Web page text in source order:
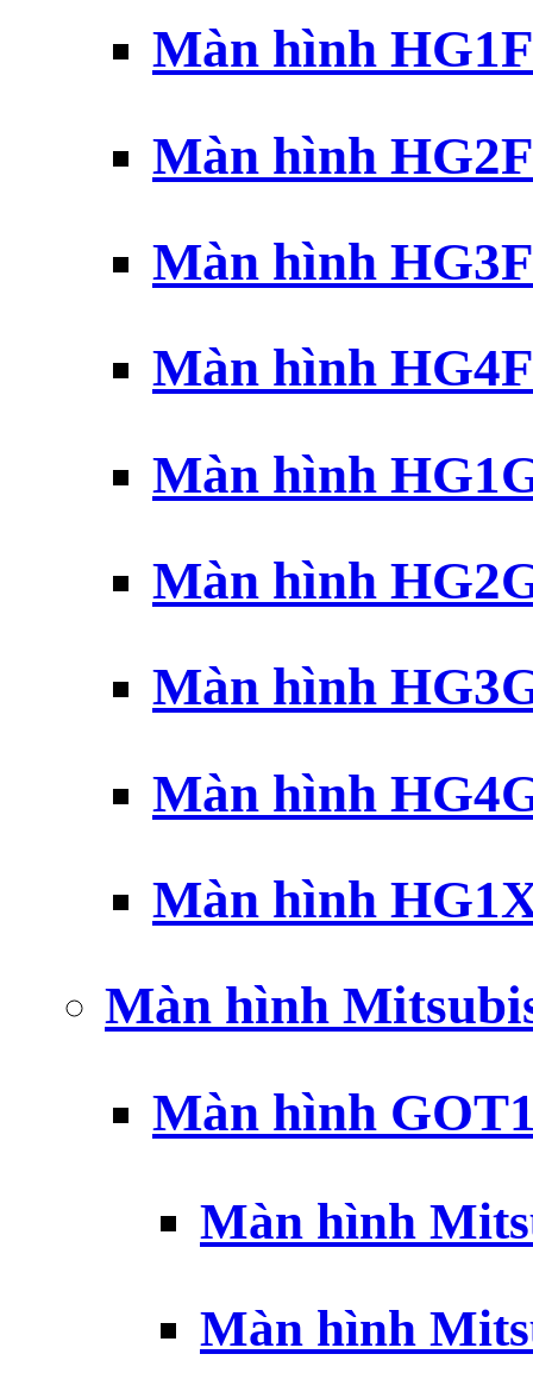
Màn hình
Màn hình
Màn hình
Màn hình
Màn hình
Màn hình
Màn hình
Màn hình
Màn hình
Màn hình
Màn hình
Màn hình
Màn hình